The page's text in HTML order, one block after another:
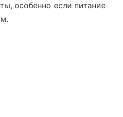
особенно если питание